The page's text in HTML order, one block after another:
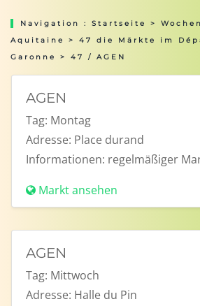
Navigation : Startseite >
Aquitaine
> 47 die Märkte im
Garonne
> 47 / AGEN
AGEN
Tag: Montag
Adresse: Place durand
Informationen: regelmäßiger
Markt ansehen
AGEN
Tag: Mittwoch
Adresse: Halle du Pin